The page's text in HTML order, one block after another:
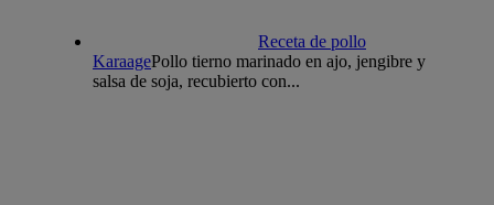
Receta de pollo
KaraagePollo tierno marinado en ajo, jengibre y
salsa de soja, recubierto con...